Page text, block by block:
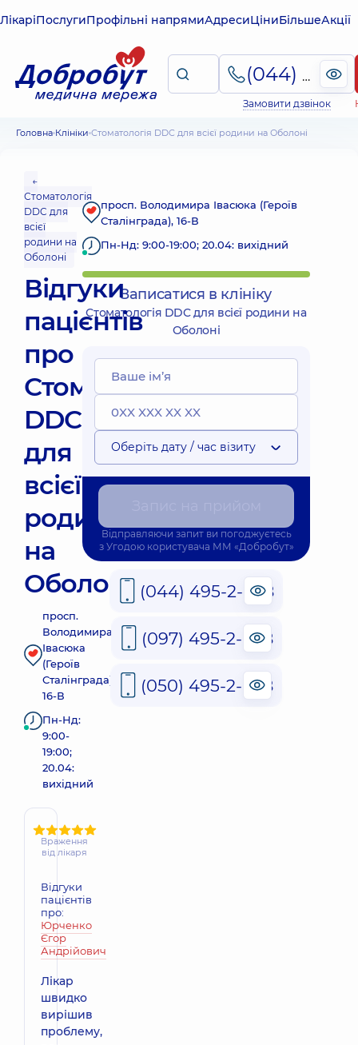
ЛікаріПослугиПрофільні напрямиАдресиЦіниБільшеАкції
(044) 495-2-888
Замовити дзвінок
Головна Клініки Стоматологія DDC для всієї родини на Оболоні
←
Стоматологія
DDC для
всієї
родини на
Оболоні
Відгуки
пацієнтів
про
Стоматологія
DDC
для
всієї
родини
на
Оболоні
просп.
Володимира
Івасюка
(Героїв
Сталінграда),
16-В
Пн-Нд:
9:00-
19:00;
20.04:
вихідний
Враження
від лікаря
Відгуки
пацієнтів
про:
Юрченко
Єгор
Андрійович
Лікар
швидко
вирішив
проблему,
просп. Володимира Івасюка (Героїв
Сталінграда), 16-В
Пн-Нд: 9:00-19:00; 20.04: вихідний
Записатися в клініку
Стоматологія DDC для всієї родини на
Оболоні
Оберіть дату / час візиту
Відправляючи запит ви погоджуєтесь
з Угодою користувача ММ «Добробут»
(044) 495-2-888
(097) 495-2-888
(050) 495-2-888